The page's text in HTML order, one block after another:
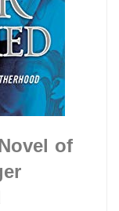
of